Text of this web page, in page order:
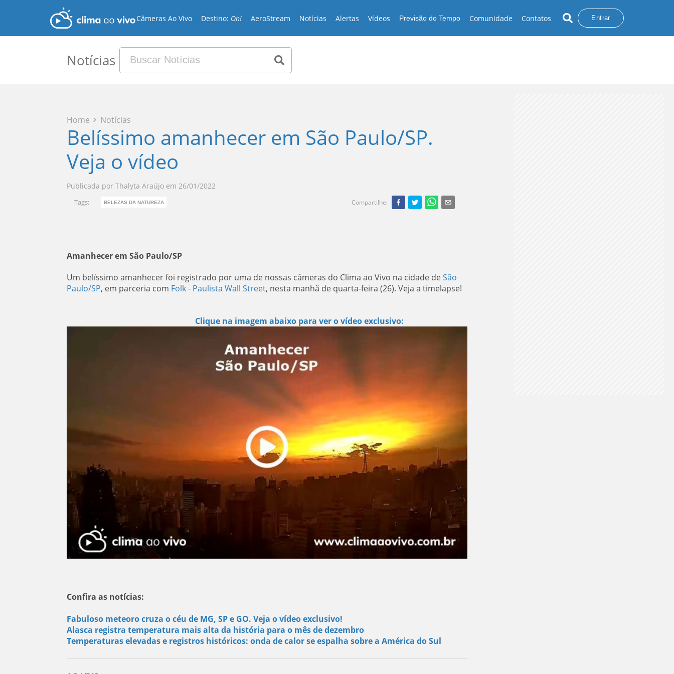
Câmeras Ao Vivo Destino: On! AeroStream Notícias Alertas Vídeos Previsão do Tempo Comunidade Contatos Entrar
Notícias
Home Notícias
Belíssimo amanhecer em São Paulo/SP.
Veja o vídeo
Publicada por Thalyta Araújo em 26/01/2022
Tags: BELEZAS DA NATUREZA Compartilhe:
Amanhecer em São Paulo/SP
Um belíssimo amanhecer foi registrado por uma de nossas câmeras do Clima ao Vivo na cidade deSão
Paulo/SP, em parceria com Folk - Paulista Wall Street, nesta manhã de quarta-feira (26). Veja a timelapse!
Clique na imagem abaixo para ver o vídeo exclusivo:
Confira as notícias:
Fabuloso meteoro cruza o céu de MG, SP e GO. Veja o vídeo exclusivo!
Alasca registra temperatura mais alta da história para o mês de dezembro
Temperaturas elevadas e registros históricos: onda de calor se espalha sobre a América do Sul